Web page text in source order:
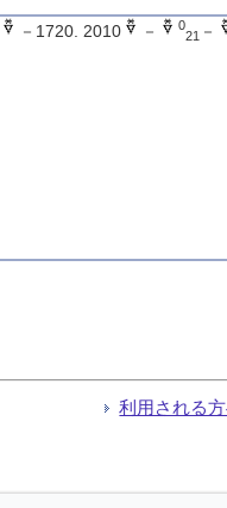
－1720. 2010 － 0
21 －
利用される